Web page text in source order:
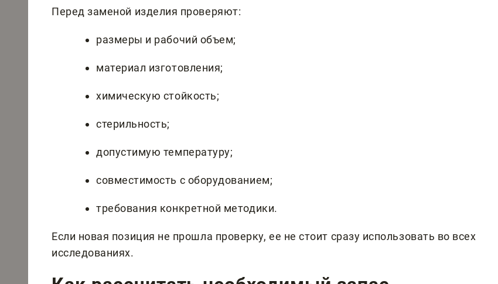
Перед заменой изделия проверяют:
размеры и рабочий объем;
материал изготовления;
химическую стойкость;
стерильность;
допустимую температуру;
совместимость с оборудованием;
требования конкретной методики.
Если новая позиция не прошла проверку, ее не стоит сразу использовать во всех
исследованиях.